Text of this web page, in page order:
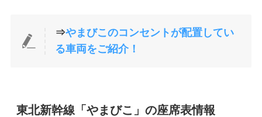
⇒やまびこのコンセントが配置してい
る車両をご紹介！
東北新幹線「やまびこ」の座席表情報